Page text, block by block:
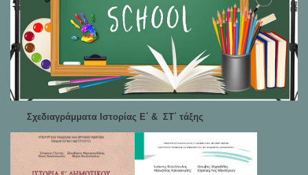
Σχεδιαγράμματα Ιστορίας Ε΄ & ΣΤ΄ τάξης